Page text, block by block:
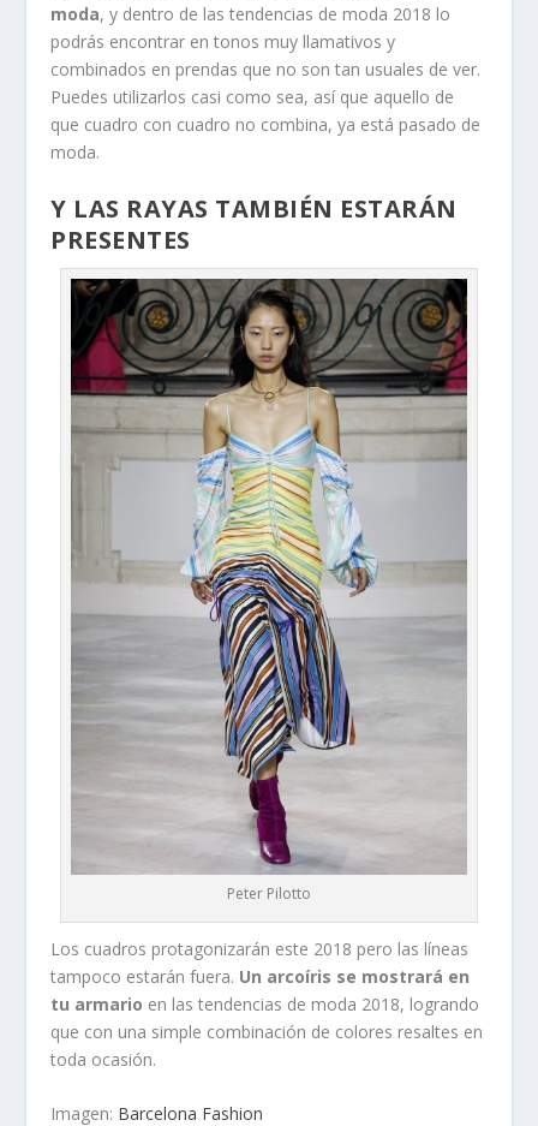
moda, y dentro de las tendencias de moda 2018 lo
podrás encontrar en tonos muy llamativos y
combinados en prendas que no son tan usuales de ver.
Puedes utilizarlos casi como sea, así que aquello de
que cuadro con cuadro no combina, ya está pasado de
moda.
Y LAS RAYAS TAMBIÉN ESTARÁN
PRESENTES
Peter Pilotto
Los cuadros protagonizarán este 2018 pero las líneas
tampoco estarán fuera. Un arcoíris se mostrará en
tu armario en las tendencias de moda 2018, logrando
que con una simple combinación de colores resaltes en
toda ocasión.
Imagen: Barcelona Fashion